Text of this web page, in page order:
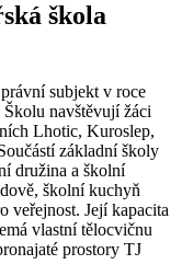
škola
subjekt v roce
navštěvují žáci
Lhotic, Kuroslep,
základní školy
družina a školní
školní kuchyň
veřejnost. Její kapacita
vlastní tělocvičnu
prostory TJ